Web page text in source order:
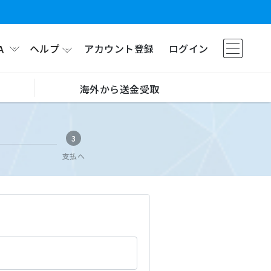
ヘルプ アカウント登録 ログイン
海外から送金受取
3
支払へ